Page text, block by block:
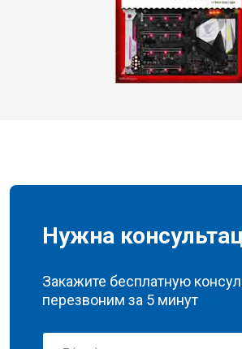
Нужна
Закажите бесплатную
перезвоним за 5 минут